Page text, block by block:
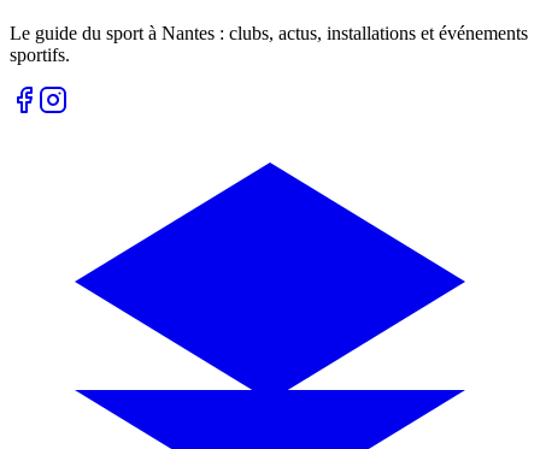
Le guide du sport à Nantes : clubs, actus, installations et événements
sportifs.